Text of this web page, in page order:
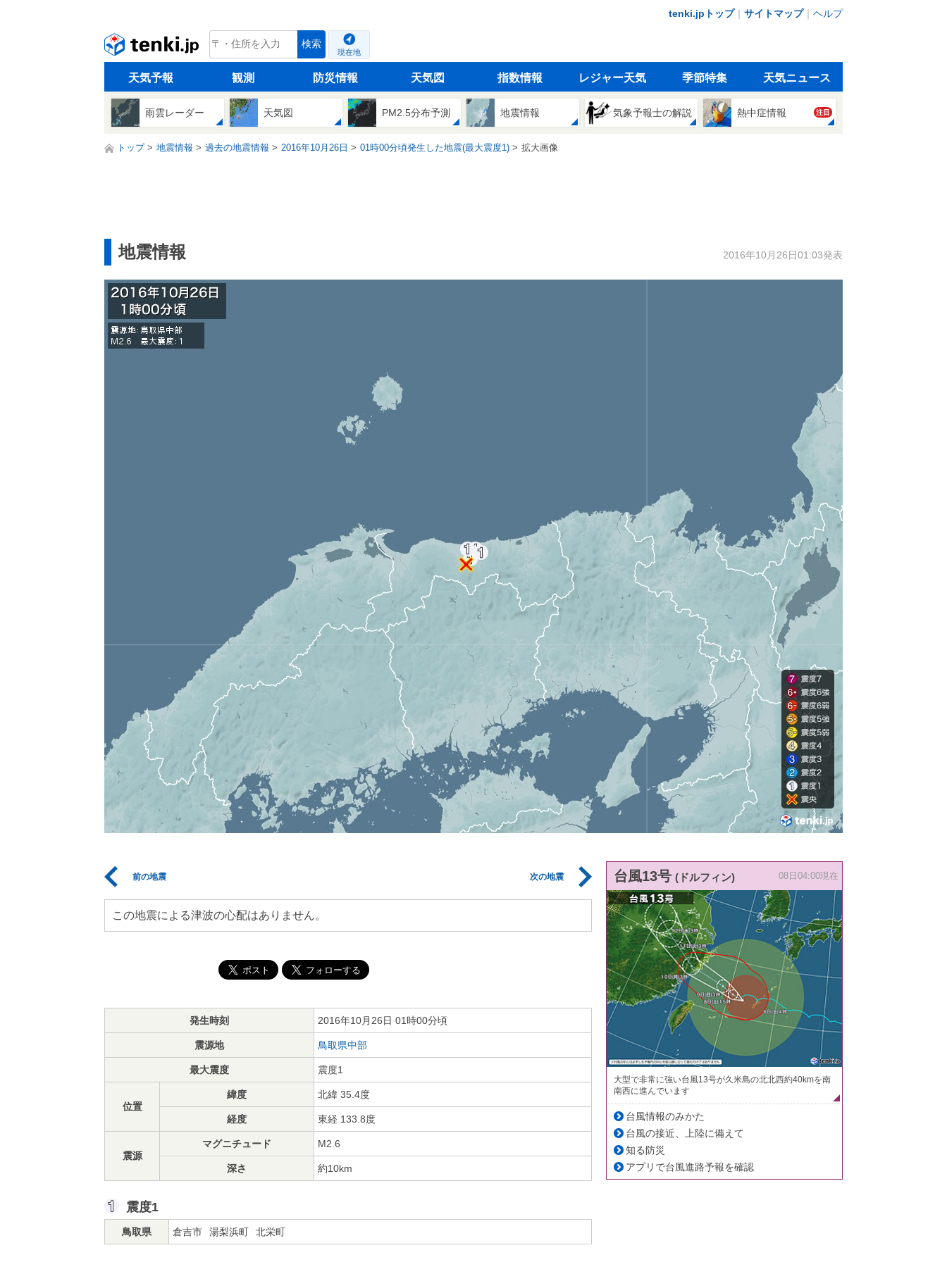
tenki.jpトップ｜ サイトマップ｜ ヘルプ
tenki.jp 検索
現在地
天気予報 観測 防災情報 天気図 指数情報 レジャー天気 季節特集 天気ニュース
雨雲レーダー 天気図 PM2.5分布予測 地震情報 気象予報士の解説 熱中症情報 注目
トップ 地震情報 過去の地震情報 2016年10月26日 01時00分頃発生した地震(最大震度1) 拡大画像
地震情報 2016年10月26日01:03発表
前の地震 次の地震
この地震による津波の心配はありません。
発生時刻 2016年10月26日 01時00分頃
震源地 鳥取県中部
最大震度 震度1
位置
緯度 北緯 35.4度
経度 東経 133.8度
震源
マグニチュード M2.6
深さ 約10km
震度1
鳥取県 倉吉市 湯梨浜町 北栄町
台風13号 (ドルフィン) 08日04:00現在
大型で非常に強い台風13号が久米島の北北西約40kmを南
南西に進んでいます
台風情報のみかた
台風の接近、上陸に備えて
知る防災
アプリで台風進路予報を確認